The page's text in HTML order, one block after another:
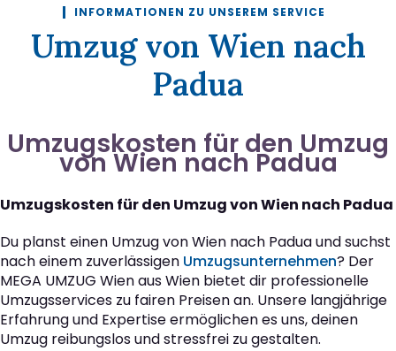
INFORMATIONEN ZU UNSEREM SERVICE
Umzug von Wien nach
Padua
Umzugskosten für den Umzug
von Wien nach Padua
Umzugskosten für den Umzug von Wien nach Padua
Du planst einen Umzug von Wien nach Padua und suchst
nach einem zuverlässigen Umzugsunternehmen? Der
MEGA UMZUG Wien aus Wien bietet dir professionelle
Umzugsservices zu fairen Preisen an. Unsere langjährige
Erfahrung und Expertise ermöglichen es uns, deinen
Umzug reibungslos und stressfrei zu gestalten.